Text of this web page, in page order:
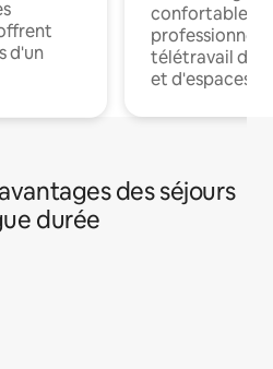
d'un
confortables
professionnels
télétravail
et d'espaces
des séjours
durée